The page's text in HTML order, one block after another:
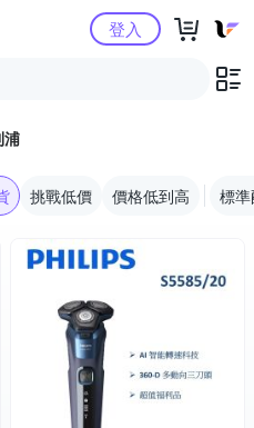
Yahoo購物中心登入
挑戰低價 價格低到高 標